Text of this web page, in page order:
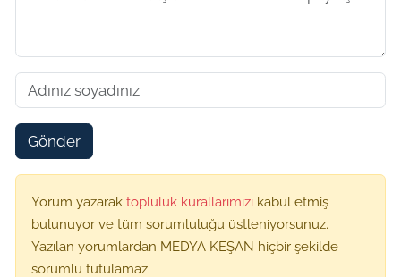
Gönder
Yorum yazarak topluluk kurallarımızı kabul etmiş
bulunuyor ve tüm sorumluluğu üstleniyorsunuz.
Yazılan yorumlardan MEDYA KEŞAN hiçbir şekilde
sorumlu tutulamaz.